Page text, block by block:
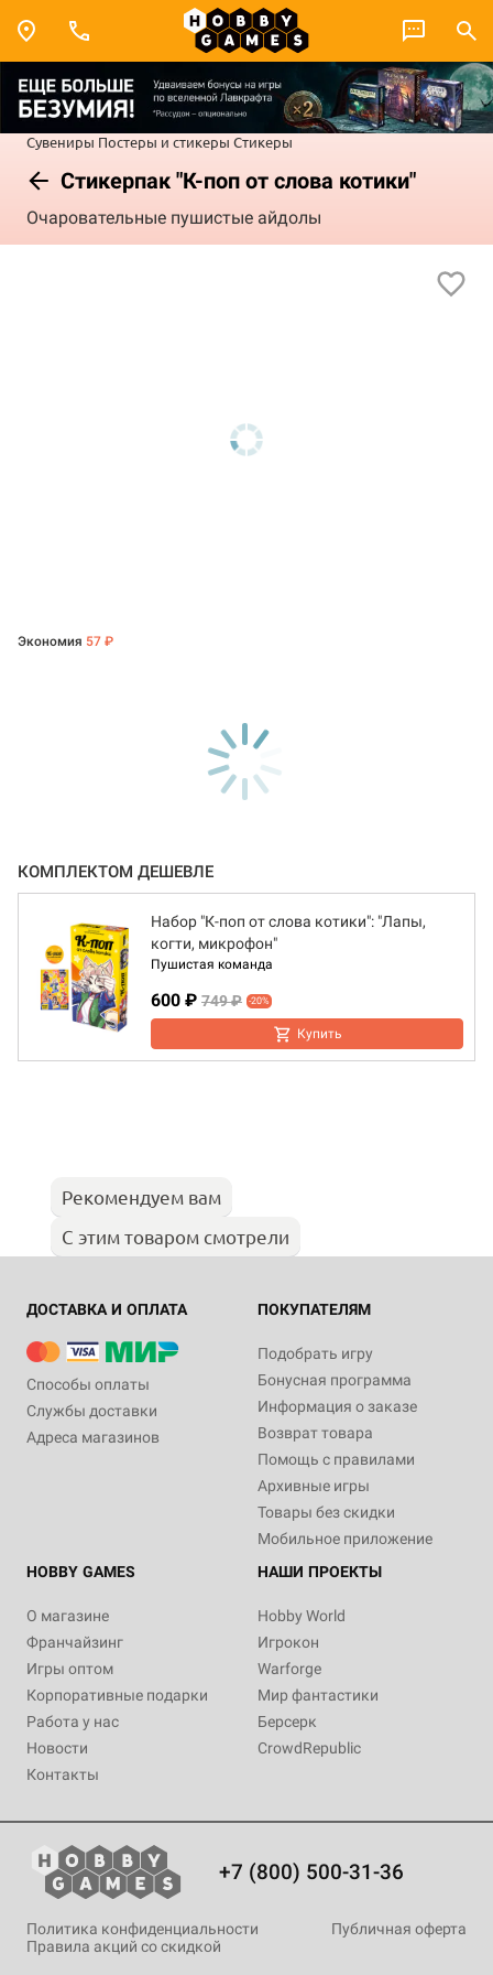
Сувениры Постеры и стикеры Стикеры
Cтикерпак "К-поп от слова котики"
Очаровательные пушистые айдолы
Экономия 57 ₽
КОМПЛЕКТОМ ДЕШЕВЛЕ
Набор "К-поп от слова котики": "Лапы,
когти, микрофон"
Пушистая команда
600 ₽ 749 ₽ -20%
Купить
Рекомендуем вам
С этим товаром смотрели
ДОСТАВКА И ОПЛАТА
Способы оплаты
Службы доставки
Адреса магазинов
ПОКУПАТЕЛЯМ
Подобрать игру
Бонусная программа
Информация о заказе
Возврат товара
Помощь с правилами
Архивные игры
Товары без скидки
Мобильное приложение
HOBBY GAMES
О магазине
Франчайзинг
Игры оптом
Корпоративные подарки
Работа у нас
Новости
Контакты
НАШИ ПРОЕКТЫ
Hobby World
Игрокон
Warforge
Мир фантастики
Берсерк
CrowdRepublic
+7 (800) 500-31-36
Политика конфиденциальности
Публичная оферта
Правила акций со скидкой